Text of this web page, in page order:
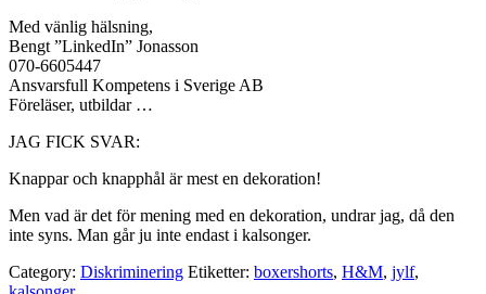
Med vänlig hälsning,
Bengt ”LinkedIn” Jonasson
070-6605447
Ansvarsfull Kompetens i Sverige AB
Föreläser, utbildar …
JAG FICK SVAR:
Knappar och knapphål är mest en dekoration!
Men vad är det för mening med en dekoration, undrar jag, då den
inte syns. Man går ju inte endast i kalsonger.
Category: Diskriminering Etiketter: boxershorts, H&M, jylf,